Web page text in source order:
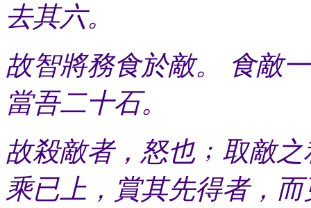
去其六。
故智將務食於敵。 食敵
當吾二十石。
故殺敵者，怒也﹔取敵
乘已上，賞其先得者，